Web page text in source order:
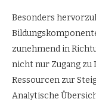
Besonders
zunehmend in
nicht nur Zugang
Ressourcen zur
Analytische